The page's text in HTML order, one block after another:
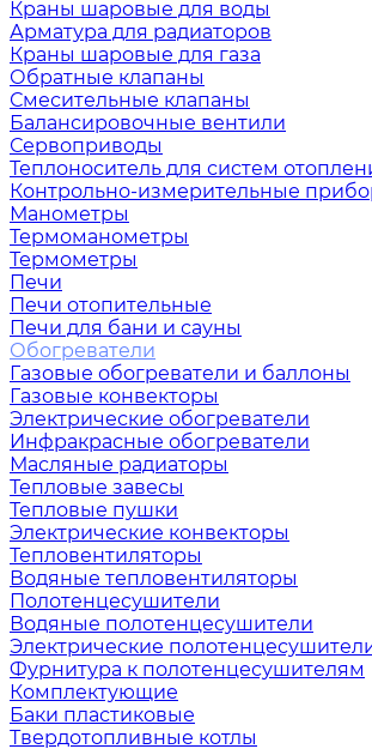
Краны шаровые для воды
Арматура для радиаторов
Краны шаровые для газа
Обратные клапаны
Смесительные клапаны
Балансировочные вентили
Сервоприводы
Теплоноситель для систем
Контрольно-измерительные
Манометры
Термоманометры
Термометры
Печи
Печи отопительные
Печи для бани и сауны
Обогреватели
Газовые обогреватели и баллоны
Газовые конвекторы
Электрические обогреватели
Инфракрасные обогреватели
Масляные радиаторы
Тепловые завесы
Тепловые пушки
Электрические конвекторы
Тепловентиляторы
Водяные тепловентиляторы
Полотенцесушители
Водяные полотенцесушители
Электрические
Фурнитура к полотенцесушителям
Комплектующие
Баки пластиковые
Твердотопливные котлы